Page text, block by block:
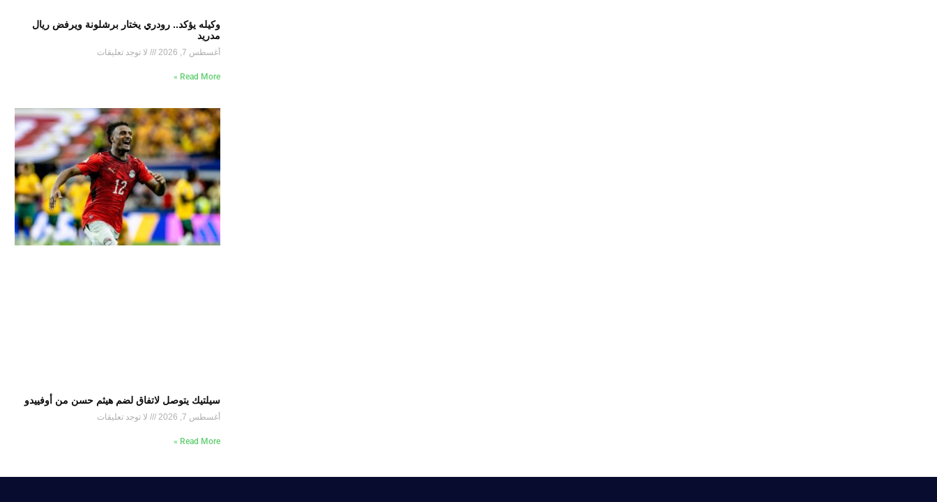
وكيله يؤكد.. رودري يختار برشلونة ويرفض ريال
مدريد
أغسطس 7, 2026 لا توجد تعليقات
Read More »
سيلتيك يتوصل لاتفاق لضم هيثم حسن من أوفييدو
أغسطس 7, 2026 لا توجد تعليقات
Read More »